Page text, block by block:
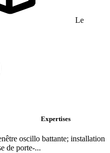
Le
Expertises
oscillo battante; installation
de porte-...